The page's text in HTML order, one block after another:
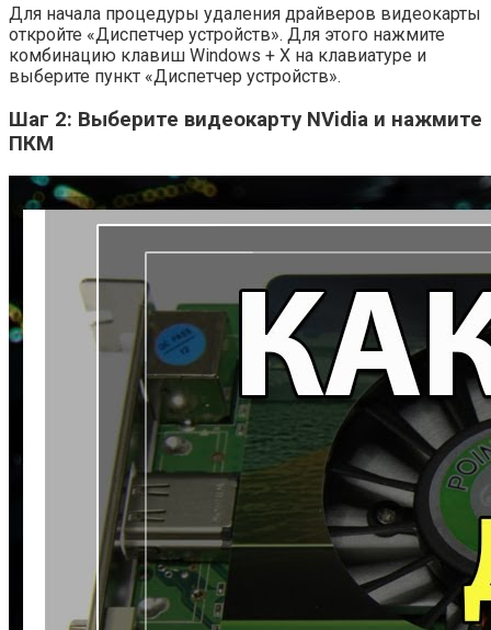
Для начала процедуры удаления драйверов видеокарты
откройте «Диспетчер устройств». Для этого нажмите
комбинацию клавиш Windows + X на клавиатуре и
выберите пункт «Диспетчер устройств».
Шаг 2: Выберите видеокарту NVidia и нажмите
ПКМ